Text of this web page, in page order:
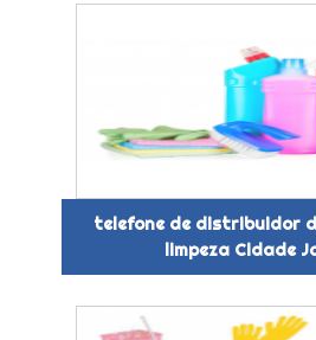
telefone de distribuidor
limpeza Cidade